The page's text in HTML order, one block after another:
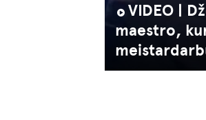
VIDEO |
maestro,